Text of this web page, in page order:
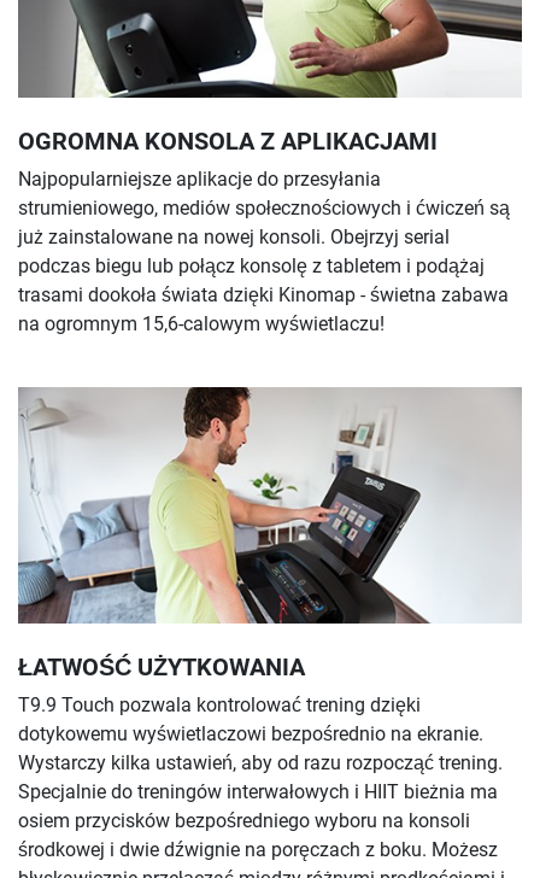
OGROMNA KONSOLA Z APLIKACJAMI
Najpopularniejsze aplikacje do przesyłania
strumieniowego, mediów społecznościowych i ćwiczeń są
już zainstalowane na nowej konsoli. Obejrzyj serial
podczas biegu lub połącz konsolę z tabletem i podążaj
trasami dookoła świata dzięki Kinomap - świetna zabawa
na ogromnym 15,6-calowym wyświetlaczu!
ŁATWOŚĆ UŻYTKOWANIA
T9.9 Touch pozwala kontrolować trening dzięki
dotykowemu wyświetlaczowi bezpośrednio na ekranie.
Wystarczy kilka ustawień, aby od razu rozpocząć trening.
Specjalnie do treningów interwałowych i HIIT bieżnia ma
osiem przycisków bezpośredniego wyboru na konsoli
środkowej i dwie dźwignie na poręczach z boku. Możesz